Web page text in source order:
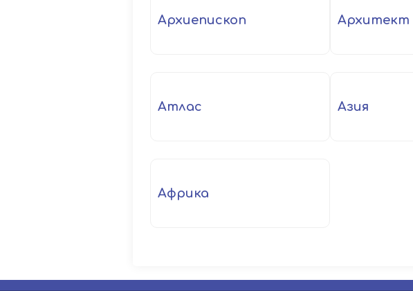
архиепископ архитект
атлас Азия
Африка